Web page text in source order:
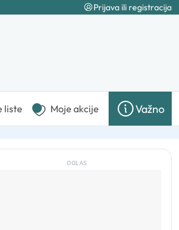
Prijava ili registracija
liste Moje akcije Važno
OGLAS